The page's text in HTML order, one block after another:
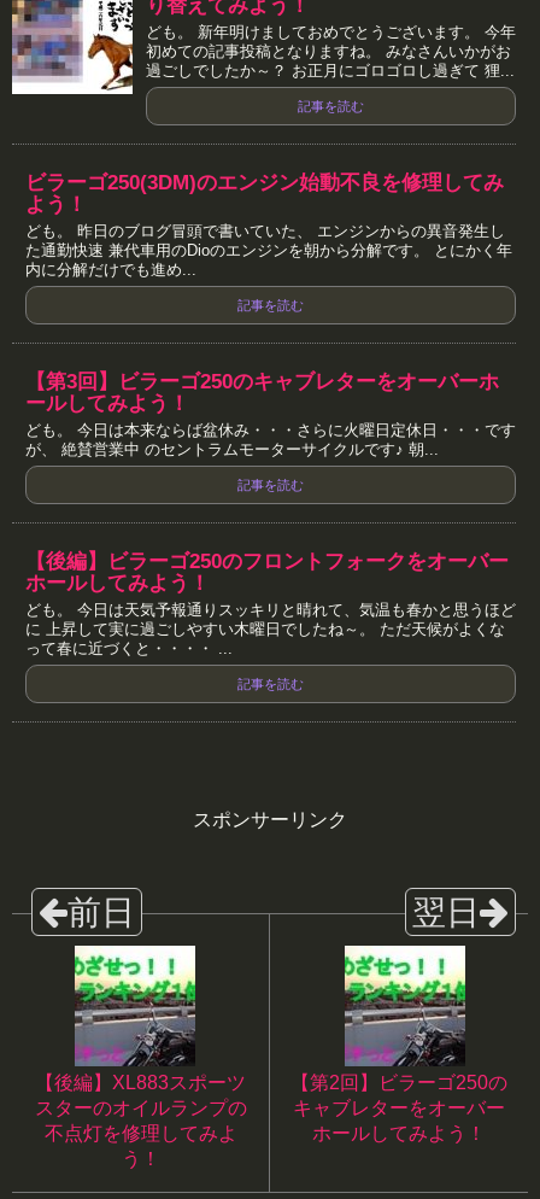
り替えてみよう！
ども。 新年明けましておめでとうございます。 今年
初めての記事投稿となりますね。 みなさんいかがお
過ごしでしたか～？ お正月にゴロゴロし過ぎて 狸...
記事を読む
ビラーゴ250(3DM)のエンジン始動不良を修理してみ
よう！
ども。 昨日のブログ冒頭で書いていた、 エンジンからの異音発生し
た通勤快速 兼代車用のDioのエンジンを朝から分解です。 とにかく年
内に分解だけでも進め...
記事を読む
【第3回】ビラーゴ250のキャブレターをオーバーホ
ールしてみよう！
ども。 今日は本来ならば盆休み・・・さらに火曜日定休日・・・です
が、 絶賛営業中 のセントラムモーターサイクルです♪ 朝...
記事を読む
【後編】ビラーゴ250のフロントフォークをオーバー
ホールしてみよう！
ども。 今日は天気予報通りスッキリと晴れて、気温も春かと思うほど
に 上昇して実に過ごしやすい木曜日でしたね～。 ただ天候がよくな
って春に近づくと・・・・ ...
記事を読む
スポンサーリンク
【後編】XL883スポーツ
スターのオイルランプの
不点灯を修理してみよ
う！
【第2回】ビラーゴ250の
キャブレターをオーバー
ホールしてみよう！